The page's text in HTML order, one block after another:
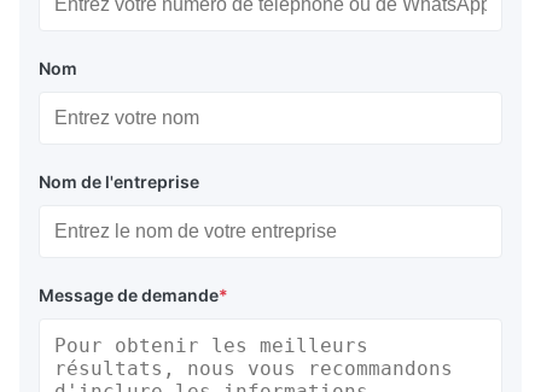
Nom
Nom de l'entreprise
Message de demande*